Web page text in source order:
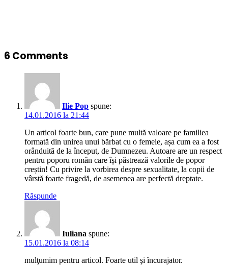
6 Comments
Ilie Pop spune:
14.01.2016 la 21:44
Un articol foarte bun, care pune multă valoare pe familiea
formată din unirea unui bărbat cu o femeie, așa cum ea a fost
orânduită de la început, de Dumnezeu. Autoare are un respect
pentru poporu român care își păstrează valorile de popor
creștin! Cu privire la vorbirea despre sexualitate, la copii de
vârstă foarte fragedă, de asemenea are perfectă dreptate.
Răspunde
Iuliana spune:
15.01.2016 la 08:14
mulţumim pentru articol. Foarte util şi încurajator.